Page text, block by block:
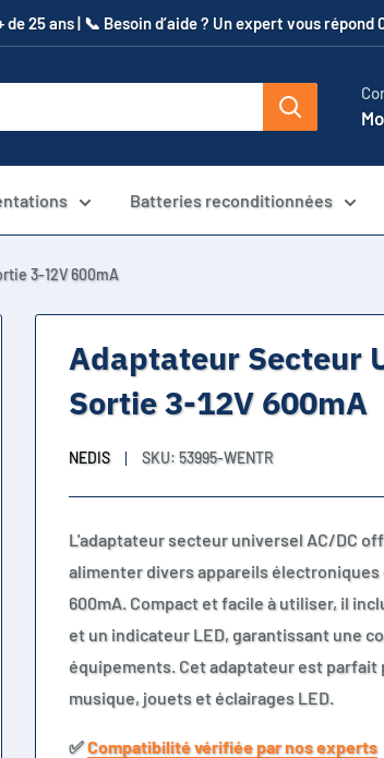
25 ans | 📞​ Besoin d’aide ? Un expert vous répond
Batteries reconditionnées
3-12V 600mA
Adaptateur Secteur
Sortie 3-12V 600mA
NEDIS SKU: 53995-WENTR
L'adaptateur secteur universel AC/DC
alimenter divers appareils électroniques
600mA. Compact et facile à utiliser, il
et un indicateur LED, garantissant une
équipements. Cet adaptateur est
musique, jouets et éclairages LED.
✅​Compatibilité vérifiée par nos experts